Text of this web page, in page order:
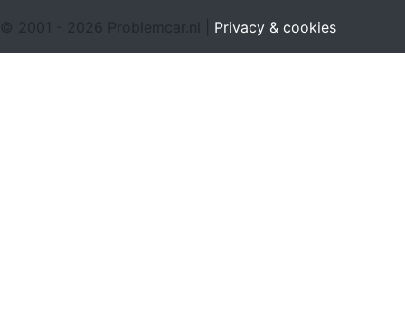
© 2001 - 2026 Problemcar.nl | Privacy & cookies